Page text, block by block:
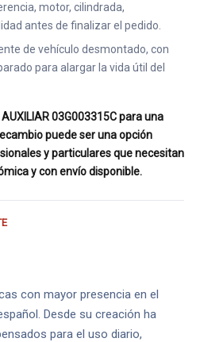
motor, cilindrada,
antes de finalizar el pedido.
de vehículo desmontado, con
para alargar la vida útil del
03G003315C para una
puede ser una opción
y particulares que necesitan
y con envío disponible.
con mayor presencia en el
Desde su creación ha
para el uso diario,